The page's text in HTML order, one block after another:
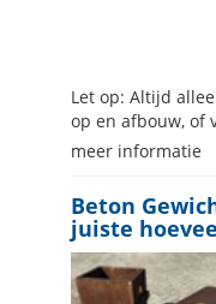
Let op: Altijd
op en afbouw, of
meer informatie
Beton
juiste